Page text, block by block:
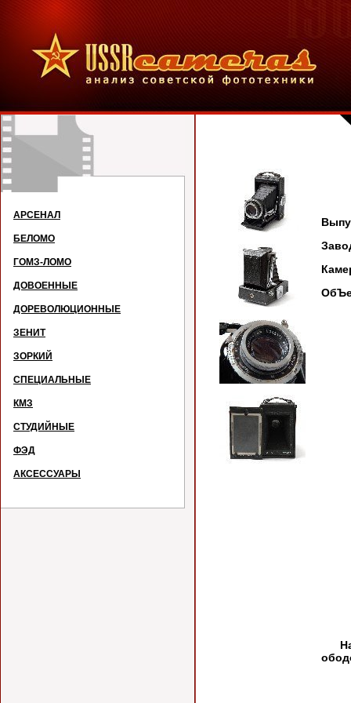
АРСЕНАЛ
БЕЛОМО
ГОМЗ-ЛОМО
ДОВОЕННЫЕ
ДОРЕВОЛЮЦИОННЫЕ
ЗЕНИТ
ЗОРКИЙ
СПЕЦИАЛЬНЫЕ
КМЗ
СТУДИЙНЫЕ
ФЭД
АКСЕССУАРЫ
На